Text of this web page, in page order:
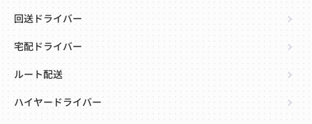
回送ドライバー
宅配ドライバー
ルート配送
ハイヤードライバー